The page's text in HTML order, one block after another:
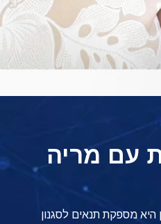
עם מריה
היא מספקת תנאים לסגנון